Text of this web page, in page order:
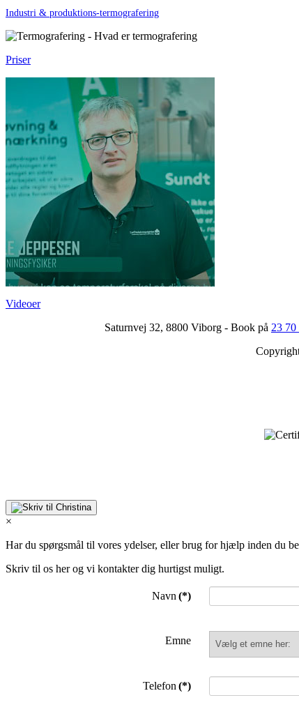
Industri & produktions-termografering
Priser
Videoer
Saturnvej 32, 8800 Viborg - Book på 23 70
×
Har du spørgsmål til vores ydelser, eller brug for hjælp inden du
Skriv til os her og vi kontakter dig hurtigst muligt.
Navn (*)
Emne
Telefon (*)